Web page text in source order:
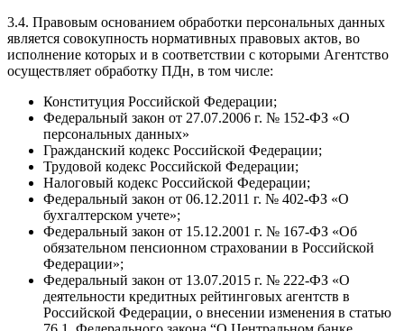
3.4. Правовым основанием обработки персональных данных
является совокупность нормативных правовых актов, во
исполнение которых и в соответствии с которыми Агентство
осуществляет обработку ПДн, в том числе:
Конституция Российской Федерации;
Федеральный закон от 27.07.2006 г. № 152-ФЗ «О
персональных данных»
Гражданский кодекс Российской Федерации;
Трудовой кодекс Российской Федерации;
Налоговый кодекс Российской Федерации;
Федеральный закон от 06.12.2011 г. № 402-ФЗ «О
бухгалтерском учете»;
Федеральный закон от 15.12.2001 г. № 167-ФЗ «Об
обязательном пенсионном страховании в Российской
Федерации»;
Федеральный закон от 13.07.2015 г. № 222-ФЗ «О
деятельности кредитных рейтинговых агентств в
Российской Федерации, о внесении изменения в статью